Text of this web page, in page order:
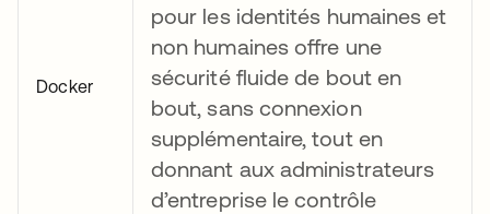
Docker
pour les identités humaines et
non humaines offre une
sécurité fluide de bout en
bout, sans connexion
supplémentaire, tout en
donnant aux administrateurs
d’entreprise le contrôle